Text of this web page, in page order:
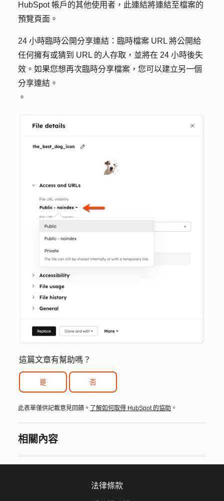
HubSpot 帳戶的其他使用者，此連結將連結至檔案的
預覽頁面。
24 小時臨時公開分享連結： 臨時檔案 URL 將公開給
任何擁有或猜到 URL 的人存取，並將在 24 小時後失
效。如果您想再次臨時分享檔案，您可以建立另一個
分享連結。
。
這篇文章有幫助嗎？
是 否
此表單僅供記載意見回饋。 了解如何取得 HubSpot 的協助 。
相關內容
法律條款